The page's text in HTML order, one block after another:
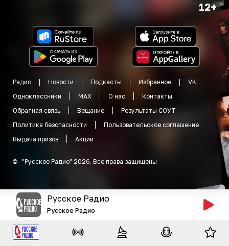
12+
Радио Новости Подкасты Избранное
VK
Одноклассники
MAX О нас
Контакты
Обратная связь
Вещание
Результаты СОУТ
Политика безопасности
Пользовательское соглашение
Выдача призов
Акции
© "Русское Радио" 2026. Все права защищены
Русское Радио
Русское Радио